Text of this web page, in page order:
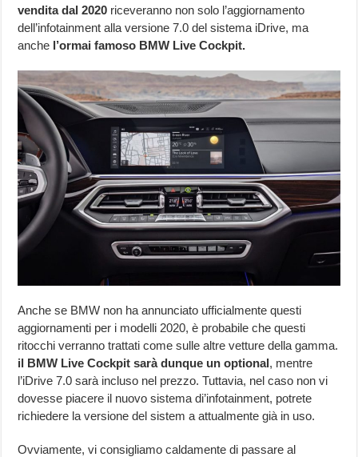
vendita dal 2020 riceveranno non solo l’aggiornamento
dell’infotainment alla versione 7.0 del sistema iDrive, ma
anche l’ormai famoso BMW Live Cockpit.
Anche se BMW non ha annunciato ufficialmente questi
aggiornamenti per i modelli 2020, è probabile che questi
ritocchi verranno trattati come sulle altre vetture della gamma.
il BMW Live Cockpit sarà dunque un optional, mentre
l’iDrive 7.0 sarà incluso nel prezzo. Tuttavia, nel caso non vi
dovesse piacere il nuovo sistema di’infotainment, potrete
richiedere la versione del sistem a attualmente già in uso.
Ovviamente, vi consigliamo caldamente di passare al